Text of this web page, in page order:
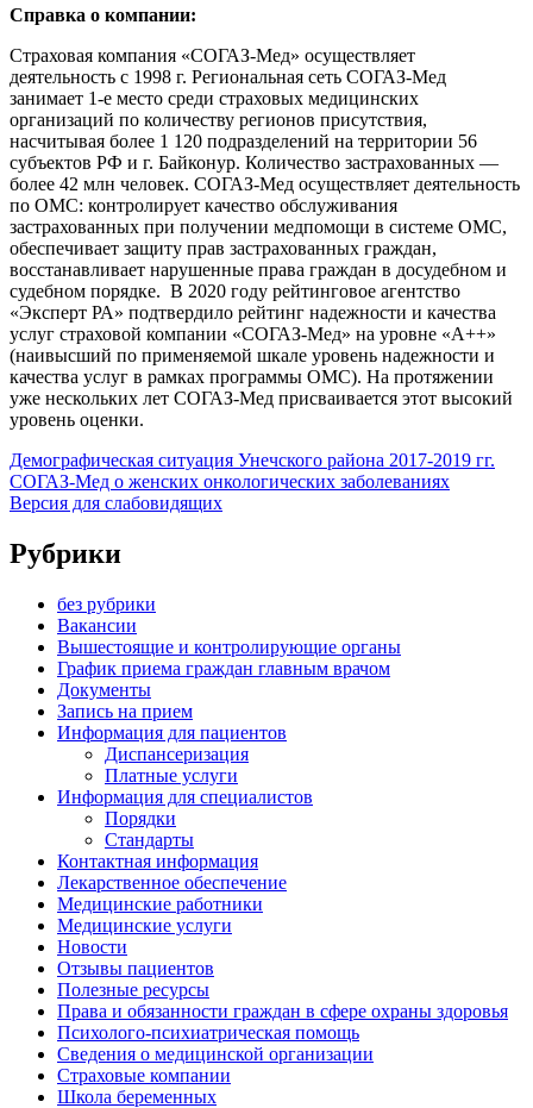
Справка о компании:
Страховая компания «СОГАЗ-Мед» осуществляет
деятельность с 1998 г. Региональная сеть СОГАЗ-Мед
занимает 1-е место среди страховых медицинских
организаций по количеству регионов присутствия,
насчитывая более 1 120 подразделений на территории 56
субъектов РФ и г. Байконур. Количество застрахованных —
более 42 млн человек. СОГАЗ-Мед осуществляет деятельность
по ОМС: контролирует качество обслуживания
застрахованных при получении медпомощи в системе ОМС,
обеспечивает защиту прав застрахованных граждан,
восстанавливает нарушенные права граждан в досудебном и
судебном порядке. В 2020 году рейтинговое агентство
«Эксперт РА» подтвердило рейтинг надежности и качества
услуг страховой компании «СОГАЗ-Мед» на уровне «А++»
(наивысший по применяемой шкале уровень надежности и
качества услуг в рамках программы ОМС). На протяжении
уже нескольких лет СОГАЗ-Мед присваивается этот высокий
уровень оценки.
Демографическая ситуация Унечского района 2017-2019 гг.
СОГАЗ-Мед о женских онкологических заболеваниях
Версия для слабовидящих
Рубрики
без рубрики
Вакансии
Вышестоящие и контролирующие органы
График приема граждан главным врачом
Документы
Запись на прием
Информация для пациентов
Диспансеризация
Платные услуги
Информация для специалистов
Порядки
Стандарты
Контактная информация
Лекарственное обеспечение
Медицинские работники
Медицинские услуги
Новости
Отзывы пациентов
Полезные ресурсы
Права и обязанности граждан в сфере охраны здоровья
Психолого-психиатрическая помощь
Сведения о медицинской организации
Страховые компании
Школа беременных